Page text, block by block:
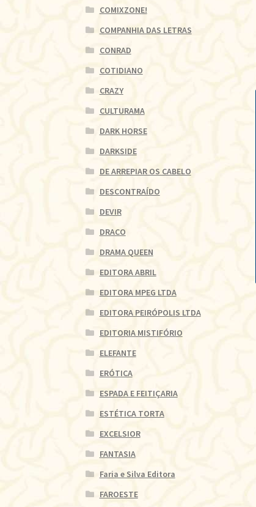
COMIXZONE!
COMPANHIA DAS LETRAS
CONRAD
COTIDIANO
CRAZY
CULTURAMA
DARK HORSE
DARKSIDE
DE ARREPIAR OS CABELO
DESCONTRAÍDO
DEVIR
DRACO
DRAMA QUEEN
EDITORA ABRIL
EDITORA MPEG LTDA
EDITORA PEIRÓPOLIS LTDA
EDITORIA MISTIFÓRIO
ELEFANTE
ERÓTICA
ESPADA E FEITIÇARIA
ESTÉTICA TORTA
EXCELSIOR
FANTASIA
Faria e Silva Editora
FAROESTE